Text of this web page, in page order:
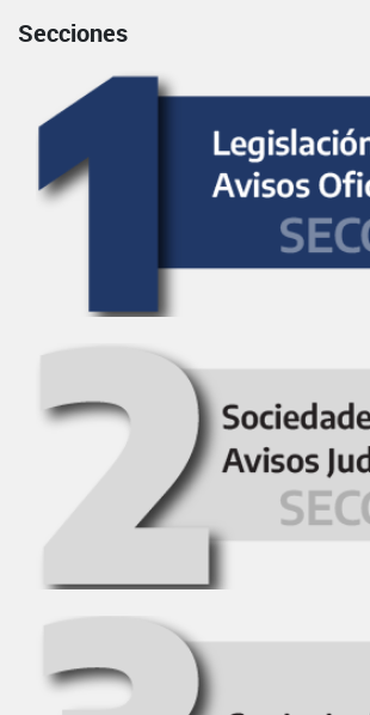
Secciones